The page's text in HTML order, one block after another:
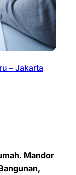
– Jakarta
Mandor